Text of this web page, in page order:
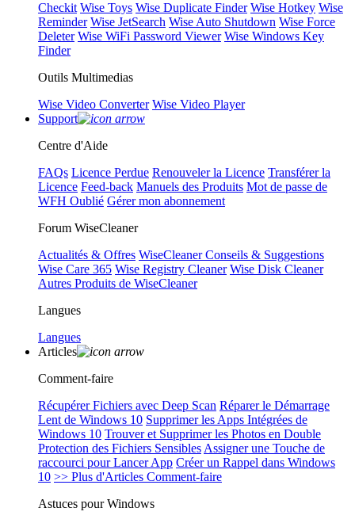
Checkit Wise Toys Wise Duplicate Finder Wise Hotkey Wise
Reminder Wise JetSearch Wise Auto Shutdown Wise Force
Deleter Wise WiFi Password Viewer Wise Windows Key
Finder
Outils Multimedias
Wise Video Converter Wise Video Player
Support
Centre d'Aide
FAQs Licence Perdue Renouveler la Licence Transférer la
Licence Feed-back Manuels des Produits Mot de passe de
WFH Oublié Gérer mon abonnement
Forum WiseCleaner
Actualités & Offres WiseCleaner Conseils & Suggestions
Wise Care 365 Wise Registry Cleaner Wise Disk Cleaner
Autres Produits de WiseCleaner
Langues
Langues
Articles
Comment-faire
Récupérer Fichiers avec Deep Scan Réparer le Démarrage
Lent de Windows 10 Supprimer les Apps Intégrées de
Windows 10 Trouver et Supprimer les Photos en Double
Protection des Fichiers Sensibles Assigner une Touche de
raccourci pour Lancer App Créer un Rappel dans Windows
10 >> Plus d'Articles Comment-faire
Astuces pour Windows